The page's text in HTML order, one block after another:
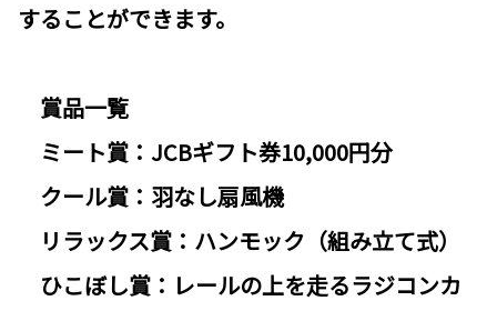
することができます。
賞品一覧
ミート賞：JCBギフト券10,000円分
クール賞：羽なし扇風機
リラックス賞：ハンモック（組み立て式）
ひこぼし賞：レールの上を走るラジコンカ